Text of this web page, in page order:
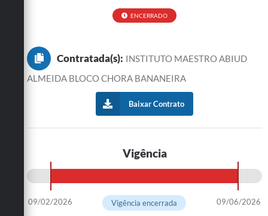
ENCERRADO
Contratada(s): INSTITUTO MAESTRO ABIUD
ALMEIDA BLOCO CHORA BANANEIRA
Baixar Contrato
Vigência
09/02/2026 09/06/2026
Vigência encerrada